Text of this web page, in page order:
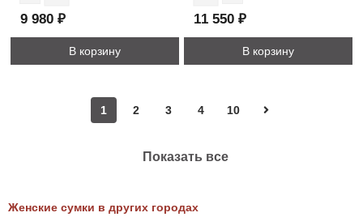
9 980 ₽
В корзину
11 550 ₽
В корзину
1 2 3 4 10
Показать все
Женские сумки в других городах